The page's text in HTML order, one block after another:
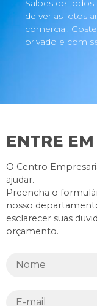
Salões de
de ver as fotos
comercial.
privado e com
ENTRE
O Centro
ajudar.
Preencha o
nosso
esclarecer suas
orçamento.